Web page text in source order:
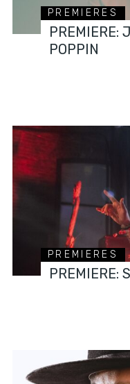
PREMIERES
PREMIERE:
POPPIN
PREMIERES
PREMIERE: